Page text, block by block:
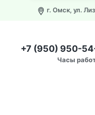
г. Омск, ул.
+7 (950) 950-
Часы